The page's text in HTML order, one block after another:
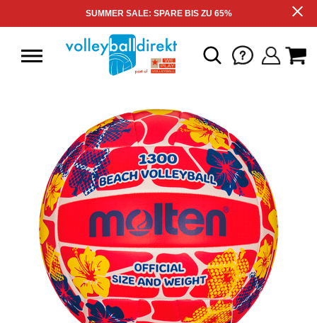
SUMMER SALE: SPARE BIS ZU 65%